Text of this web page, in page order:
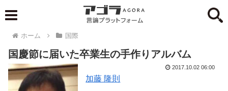
ホーム 国際
国慶節に届いた卒業生の手作りアルバム
加藤 隆則
2017.10.02 06:00